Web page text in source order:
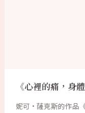
《心裡的痛，身
妮可·薩克斯的作品